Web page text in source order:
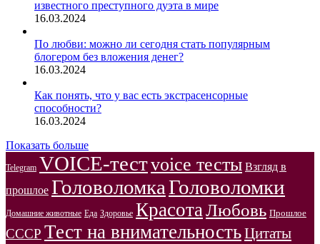
известного преступного дуэта в мире
16.03.2024
По любви: можно ли сегодня стать популярным
блогером без вложения денег?
16.03.2024
Как понять, что у вас есть экстрасенсорные
способности?
16.03.2024
Показать больше
Telegram VOICE-тестvoice тесты Взгляд в
прошлое ГоловоломкаГоловоломки
Домашние животные Еда Здоровье КрасотаЛюбовь Прошлое
СССР Тест на внимательностьЦитаты